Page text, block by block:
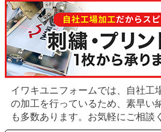
イワキユニフォームでは、自社工
の加工を行っているため、素早い
も多数あります。お気軽にご相談